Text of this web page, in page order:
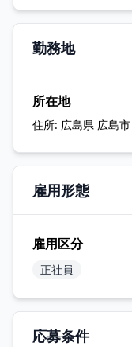
勤務地
所在地
住所: 広島県 広島
雇用形態
雇用区分
正社員
応募条件